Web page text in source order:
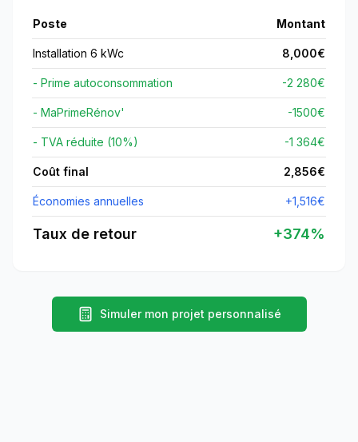
Poste Montant
Installation 6 kWc 8,000€
- Prime autoconsommation -2 280€
- MaPrimeRénov' -1500€
- TVA réduite (10%) -1 364€
Coût final 2,856€
Économies annuelles +1,516€
Taux de retour +374%
Simuler mon projet personnalisé